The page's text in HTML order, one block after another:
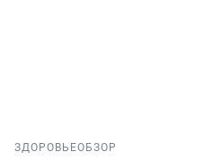
ЗДОРОВЬЕОБЗОР